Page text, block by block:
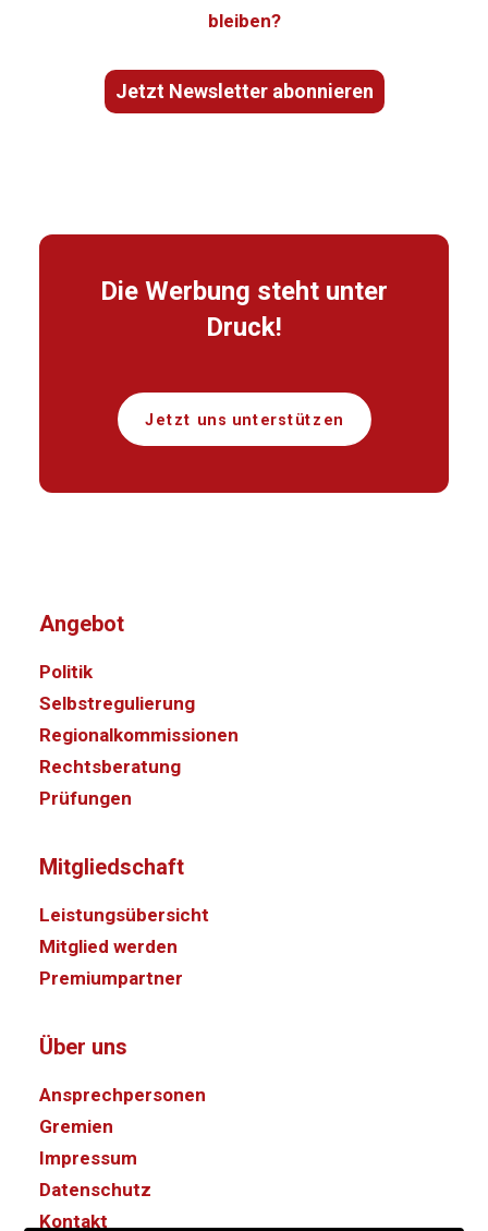
bleiben?
Jetzt Newsletter abonnieren
Die Werbung steht unter
Druck!
Jetzt uns unterstützen
Angebot
Politik
Selbstregulierung
Regionalkommissionen
Rechtsberatung
Prüfungen
Mitgliedschaft
Leistungsübersicht
Mitglied werden
Premiumpartner
Über uns
Ansprechpersonen
Gremien
Impressum
Datenschutz
Kontakt